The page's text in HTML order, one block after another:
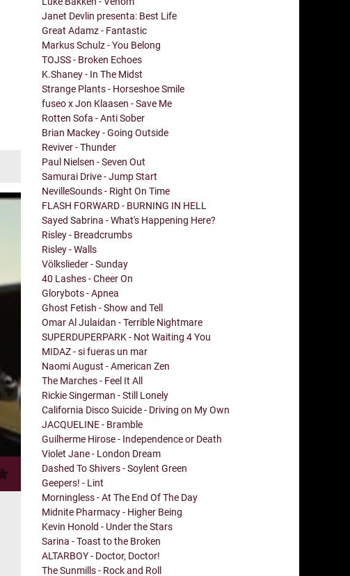
Janet Devlin presenta: Best Life
Great Adamz - Fantastic
Markus Schulz - You Belong
TOJSS - Broken Echoes
K.Shaney - In The Midst
Strange Plants - Horseshoe Smile
fuseo x Jon Klaasen - Save Me
Rotten Sofa - Anti Sober
Brian Mackey - Going Outside
Reviver - Thunder
Paul Nielsen - Seven Out
Samurai Drive - Jump Start
NevilleSounds - Right On Time
FLASH FORWARD - BURNING IN HELL
Sayed Sabrina - What's Happening Here?
Risley - Breadcrumbs
Risley - Walls
Völkslieder - Sunday
40 Lashes - Cheer On
Glorybots - Apnea
Ghost Fetish - Show and Tell
Omar Al Julaidan - Terrible Nightmare
SUPERDUPERPARK - Not Waiting 4 You
MIDAZ - si fueras un mar
Naomi August - American Zen
The Marches - Feel It All
Rickie Singerman - Still Lonely
California Disco Suicide - Driving on My Own
JACQUELINE - Bramble
Guilherme Hirose - Independence or Death
Violet Jane - London Dream
Dashed To Shivers - Soylent Green
Geepers! - Lint
Morningless - At The End Of The Day
Midnite Pharmacy - Higher Being
Kevin Honold - Under the Stars
Sarina - Toast to the Broken
ALTARBOY - Doctor, Doctor!
The Sunmills - Rock and Roll